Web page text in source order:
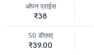
ओपन प्राईस
₹38
50 डीएमए
₹39.00